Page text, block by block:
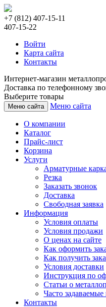
+7 (812) 407-15-11
407-15-22
Войти
Карта сайта
Контакты
Интернет-магазин
Доставка по телефонному
Выберите товары
Меню сайта Меню сайта
О компании
Каталог
Прайс-лист
Корзина
Услуги
Арматурные
Резка
Заказать звонок
Доставка
Свободная заявка
Информация
Условия оплаты
Условия продажи
О ценах на сайте
Как оформить
Как получить
Условия доставки
Инструкция по
Статьи о
Часто
Контакты